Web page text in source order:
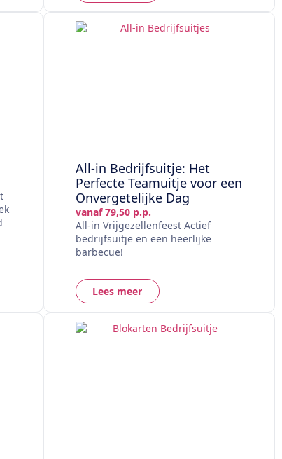
All-in Bedrijfsuitje: Het
Perfecte Teamuitje voor een
Onvergetelijke Dag
vanaf 79,50 p.p.
All-in Vrijgezellenfeest Actief
bedrijfsuitje en een heerlijke
barbecue!
Lees meer